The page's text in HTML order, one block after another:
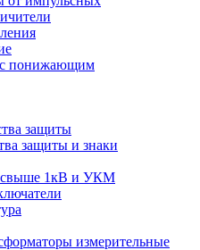
понижающим
защиты
защиты и знаки
свыше 1кВ и УКМ
измерительные